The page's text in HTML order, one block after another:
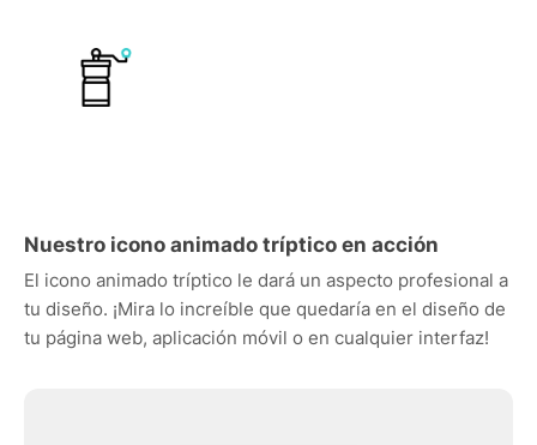
Nuestro icono animado tríptico en acción
El icono animado tríptico le dará un aspecto profesional a
tu diseño. ¡Mira lo increíble que quedaría en el diseño de
tu página web, aplicación móvil o en cualquier interfaz!